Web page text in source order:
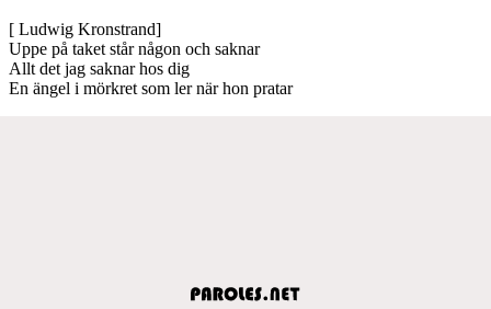
[ Ludwig Kronstrand]
Uppe på taket står någon och saknar
Allt det jag saknar hos dig
En ängel i mörkret som ler när hon pratar